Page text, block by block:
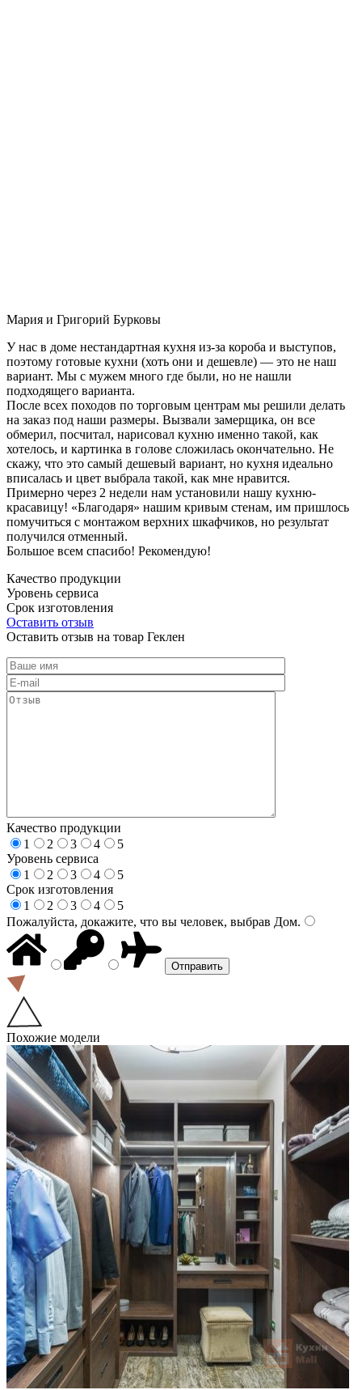
Мария и Григорий Бурковы
У нас в доме нестандартная кухня из-за короба и выступов,
поэтому готовые кухни (хоть они и дешевле) — это не наш
вариант. Мы с мужем много где были, но не нашли
подходящего варианта.
После всех походов по торговым центрам мы решили делать
на заказ под наши размеры. Вызвали замерщика, он все
обмерил, посчитал, нарисовал кухню именно такой, как
хотелось, и картинка в голове сложилась окончательно. Не
скажу, что это самый дешевый вариант, но кухня идеально
вписалась и цвет выбрала такой, как мне нравится.
Примерно через 2 недели нам установили нашу кухню-
красавицу! «Благодаря» нашим кривым стенам, им пришлось
помучиться с монтажом верхних шкафчиков, но результат
получился отменный.
Большое всем спасибо! Рекомендую!
Качество продукции
Уровень сервиса
Срок изготовления
Оставить отзыв
Оставить отзыв на товар Геклен
Качество продукции
1
2 3 4
5
Уровень сервиса
1
2 3 4
5
Срок изготовления
1
2 3 4
5
Пожалуйста, докажите, что вы человек, выбрав Дом.
Похожие модели